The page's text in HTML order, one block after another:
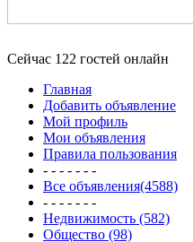
Сейчас 122 гостей онлайн
Главная
Добавить объявление
Мой профиль
Мои объявления
Правила пользования
- - - - - - -
Все объявления(4588)
- - - - - - -
Недвижимость (582)
Общество (98)